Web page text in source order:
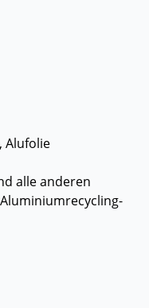
Alufolie
alle anderen